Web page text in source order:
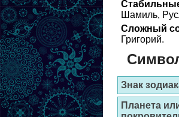
Шамиль,
Сложный
Григорий.
Знак
Планета